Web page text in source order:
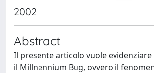
2002
Abstract
Il presente articolo vuole
il Millnennium Bug, ovvero il